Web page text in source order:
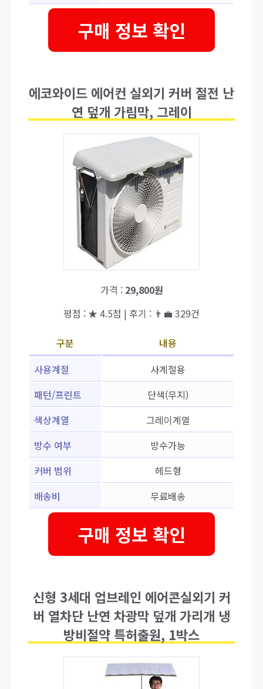
구매 정보 확인
에코와이드 에어컨 실외기 커버 절전 난
연 덮개 가림막, 그레이
가격 : 29,800원
평점 : ★ 4.5점 | 후기 : 👨‍💼 329건
구분
내용
사용계절
사계절용
패턴/프린트
단색(무지)
색상계열
그레이계열
방수 여부
방수가능
커버 범위
헤드형
배송비
무료배송
구매 정보 확인
신형 3세대 업브레인 에어콘실외기 커
버 열차단 난연 차광막 덮개 가리개 냉
방비절약 특허출원, 1박스